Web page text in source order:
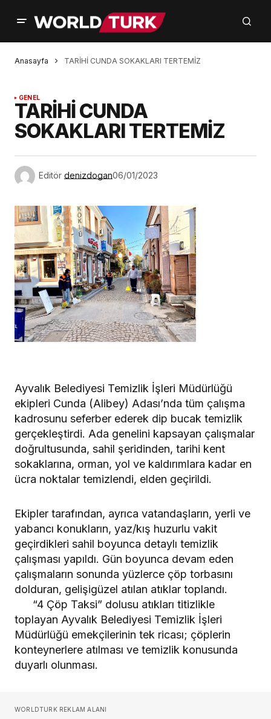
Anasayfa TARİHİ CUNDA SOKAKLARI TERTEMİZ
GENEL
TARİHİ CUNDA
SOKAKLARI TERTEMİZ
Editör denizdogan06/01/2023
Ayvalık Belediyesi Temizlik İşleri Müdürlüğü
ekipleri Cunda (Alibey) Adası’nda tüm çalışma
kadrosunu seferber ederek dip bucak temizlik
gerçekleştirdi. Ada genelini kapsayan çalışmalar
doğrultusunda, sahil şeridinden, tarihi kent
sokaklarına, orman, yol ve kaldırımlara kadar en
ücra noktalar temizlendi, elden geçirildi.
Ekipler tarafından, ayrıca vatandaşların, yerli ve
yabancı konukların, yaz/kış huzurlu vakit
geçirdikleri sahil boyunca detaylı temizlik
çalışması yapıldı. Gün boyunca devam eden
çalışmaların sonunda yüzlerce çöp torbasını
dolduran, gelişigüzel atılan atıklar toplandı.
“4 Çöp Taksi” dolusu atıkları titizlikle
toplayan Ayvalık Belediyesi Temizlik İşleri
Müdürlüğü emekçilerinin tek ricası; çöplerin
konteynerlere atılması ve temizlik konusunda
duyarlı olunması.
WORLDTURK REKLAM ALANI